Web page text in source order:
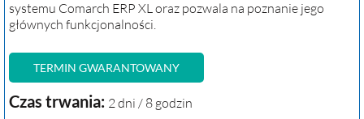
systemu Comarch ERP XL oraz pozwala na poznanie jego
głównych funkcjonalności.
TERMIN GWARANTOWANY
Czas trwania: 2 dni / 8 godzin